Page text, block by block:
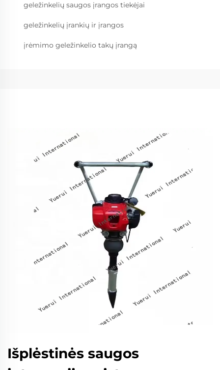
geležinkelių saugos įrangos tiekėjai
geležinkelių įrankių ir įrangos
įrėmimo geležinkelio takų įrangą
Išplėstinės saugos